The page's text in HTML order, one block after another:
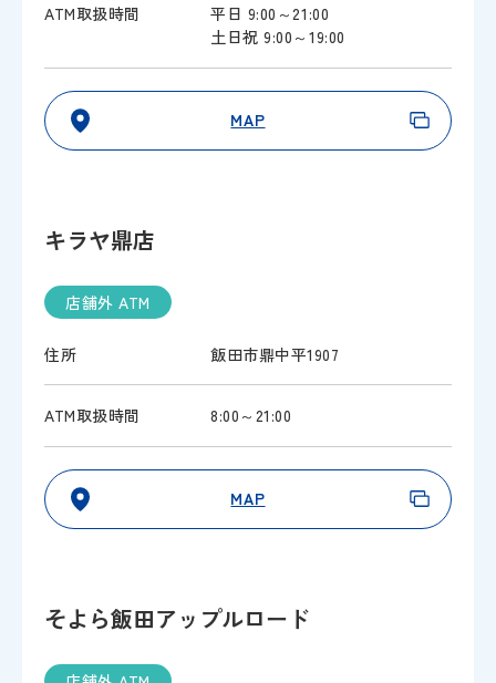
ATM取扱時間
平日 9:00～21:00
土日祝 9:00～19:00
MAP
キラヤ鼎店
店舗外 ATM
住所 飯田市鼎中平1907
ATM取扱時間 8:00～21:00
MAP
そよら飯田アップルロード